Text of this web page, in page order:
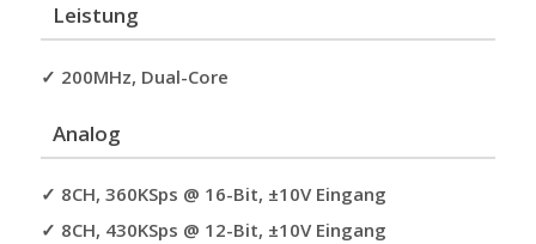
Leistung
✓ 200MHz, Dual-Core
Analog
✓ 8CH, 360KSps @ 16-Bit, ±10V Eingang
✓ 8CH, 430KSps @ 12-Bit, ±10V Eingang